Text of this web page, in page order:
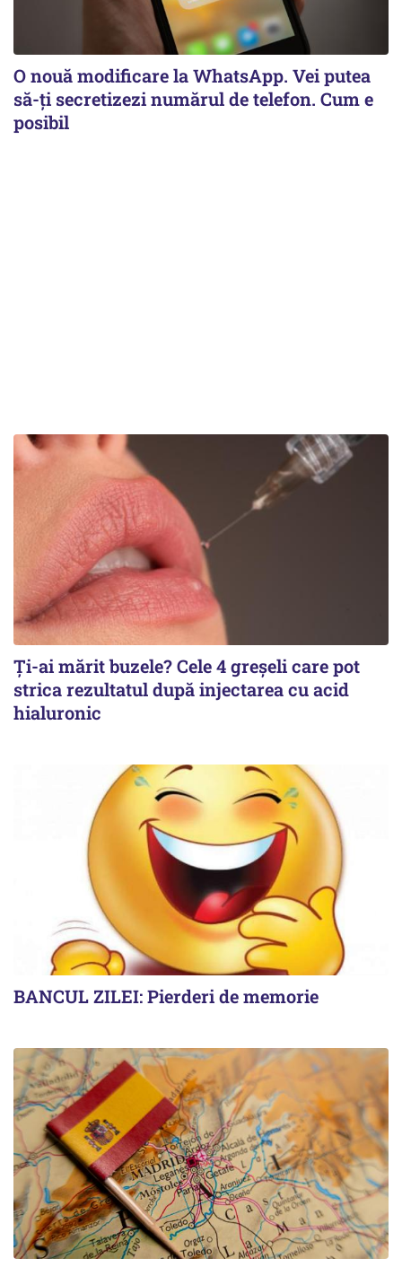
O nouă modificare la WhatsApp. Vei putea
să-ți secretizezi numărul de telefon. Cum e
posibil
Ți-ai mărit buzele? Cele 4 greșeli care pot
strica rezultatul după injectarea cu acid
hialuronic
BANCUL ZILEI: Pierderi de memorie